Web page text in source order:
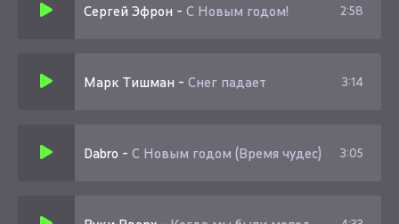
Сергей Эфрон - С Новым годом! 2:58
Марк Тишман - Снег падает 3:14
Dabro - С Новым годом (Время чудес) 3:05